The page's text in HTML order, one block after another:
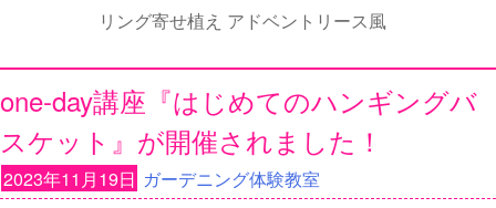
リング寄せ植え アドベントリース風
one-day講座『はじめてのハンギングバ
スケット』が開催されました！
2023年11月19日 ガーデニング体験教室